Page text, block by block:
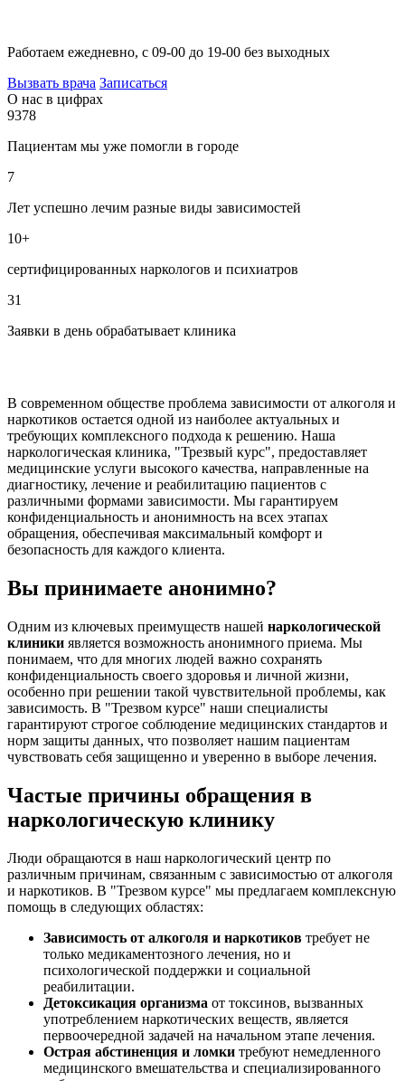
Работаем ежедневно, с 09-00 до 19-00 без выходных
Вызвать врача Записаться
О нас в цифрах
9378
Пациентам мы уже помогли в городе
7
Лет успешно лечим разные виды зависимостей
10+
сертифицированных наркологов и психиатров
31
Заявки в день обрабатывает клиника
В современном обществе проблема зависимости от алкоголя и
наркотиков остается одной из наиболее актуальных и
требующих комплексного подхода к решению. Наша
наркологическая клиника, "Трезвый курс", предоставляет
медицинские услуги высокого качества, направленные на
диагностику, лечение и реабилитацию пациентов с
различными формами зависимости. Мы гарантируем
конфиденциальность и анонимность на всех этапах
обращения, обеспечивая максимальный комфорт и
безопасность для каждого клиента.
Вы принимаете анонимно?
Одним из ключевых преимуществ нашей наркологической
клиники является возможность анонимного приема. Мы
понимаем, что для многих людей важно сохранять
конфиденциальность своего здоровья и личной жизни,
особенно при решении такой чувствительной проблемы, как
зависимость. В "Трезвом курсе" наши специалисты
гарантируют строгое соблюдение медицинских стандартов и
норм защиты данных, что позволяет нашим пациентам
чувствовать себя защищенно и уверенно в выборе лечения.
Частые причины обращения в
наркологическую клинику
Люди обращаются в наш наркологический центр по
различным причинам, связанным с зависимостью от алкоголя
и наркотиков. В "Трезвом курсе" мы предлагаем комплексную
помощь в следующих областях:
Зависимость от алкоголя и наркотиков требует не
только медикаментозного лечения, но и
психологической поддержки и социальной
реабилитации.
Детоксикация организма от токсинов, вызванных
употреблением наркотических веществ, является
первоочередной задачей на начальном этапе лечения.
Острая абстиненция и ломки требуют немедленного
медицинского вмешательства и специализированного